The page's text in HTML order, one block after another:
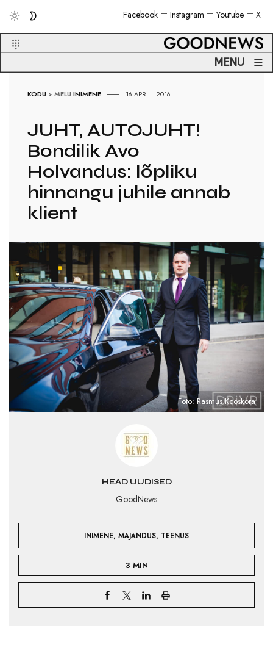
X
Youtube
Instagram
Facebook
MENU ≡
KODU >MELU INIMENE 16.APRILL 2016
JUHT, AUTOJUHT!
Bondilik Avo
Holvandus: lõpliku
hinnangu juhile annab
klient
HEAD UUDISED
GoodNews
INIMENE, MAJANDUS, TEENUS
3 MIN
Foto: Rasmus Kooskora